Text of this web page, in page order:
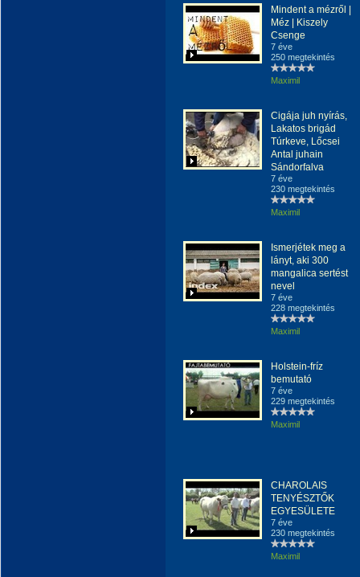
Mindent a mézről |
Méz | Kiszely
Csenge
7 éve
250 megtekintés
Maximil
Cigája juh nyírás,
Lakatos brigád
Túrkeve, Lőcsei
Antal juhain
Sándorfalva
7 éve
230 megtekintés
Maximil
Ismerjétek meg a
lányt, aki 300
mangalica sertést
nevel
7 éve
228 megtekintés
Maximil
Holstein-fríz
bemutató
7 éve
229 megtekintés
Maximil
CHAROLAIS
TENYÉSZTŐK
EGYESÜLETE
7 éve
230 megtekintés
Maximil